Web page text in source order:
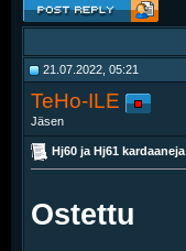
21.07.2022, 05:21
TeHo-ILE
Jäsen
Hj60 ja Hj61 kardaaneja
Ostettu